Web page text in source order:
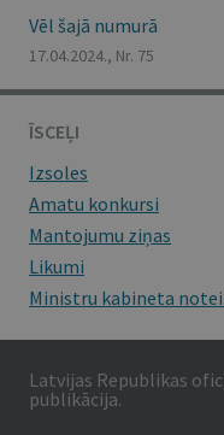
Vēl šajā numurā
17.04.2024., Nr. 75
ĪSCEĻI
Izsoles
Amatu konkursi
Mantojumu ziņas
Likumi
Ministru kabineta
Latvijas Republikas
publikācija.